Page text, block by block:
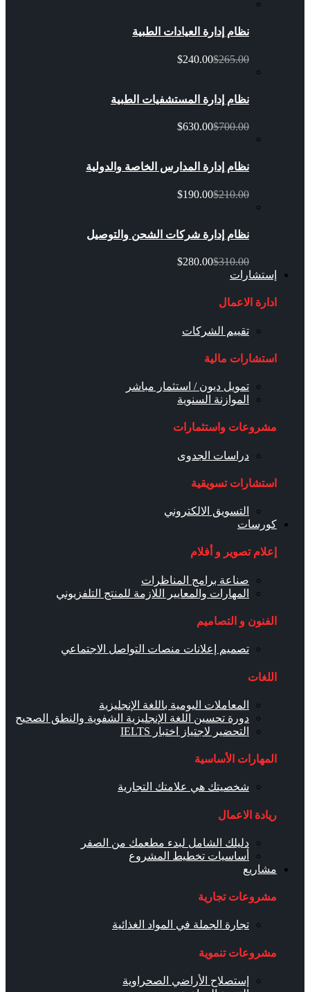
نظام إدارة العيادات الطبية
$240.00$265.00
نظام إدارة المستشفيات الطبية
$630.00$700.00
نظام إدارة المدارس الخاصة والدولية
$190.00$210.00
نظام إدارة شركات الشحن والتوصيل
$280.00$310.00
إستشارات
ادارة الاعمال
تقييم الشركات
استشارات مالية
تمويل ديون / استثمار مباشر
الموازنة السنوية
مشروعات واستثمارات
دراسات الجدوى
استشارات تسويقية
التسويق الالكتروني
كورسات
إعلام تصوير و أفلام
صناعة برامج المناظرات
المهارات والمعايير اللازمة للمنتج التلفزيوني
الفنون و التصاميم
تصميم إعلانات منصات التواصل الاجتماعي
اللغات
المعاملات اليومية باللغة الإنجليزية
دورة تحسين اللغة الإنجليزية الشفوية والنطق الصحيح
التحضير لاجتياز اختبار IELTS
المهارات الأساسية
شخصيتك هي علامتك التجارية
ريادة الاعمال
دليلك الشامل لبدء مطعمك من الصفر
أساسيات تخطيط المشروع
مشاريع
مشروعات تجارية
تجارة الجملة في المواد الغذائية
مشروعات تنموية
إستصلاح الأراضي الصحراوية